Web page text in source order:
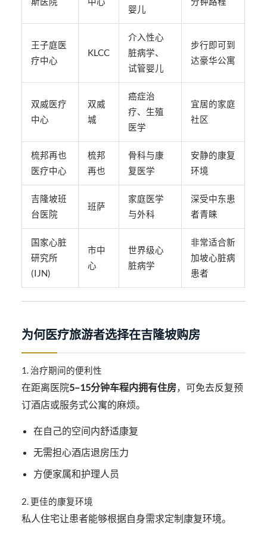
婴儿
王子庭医
疗中心
KLCC
介入性心
脏病学、
试管婴儿
步行即可到
达豪华公寓
双威医疗
中心
双威
城
癌症治
疗、生殖
医学
宜居的家庭
社区
梳邦再也
医疗中心
梳邦
再也
骨科与康
复医学
安静的康复
环境
吉隆坡班
台医院
班萨
家庭医学
与外科
深受中东患
者青睐
国家心脏
研究所
(IJN)
市中
心
世界级心
脏病学
非常适合新
加坡心脏病
患者
为何医疗旅游者选择在吉隆坡购房
1. 治疗期间的便利性
在距离医院5–15分钟车程内拥有住房，可免去反复预
订酒店或服务式公寓的麻烦。
在自己的空间内舒适康复
无需担心酒店退房压力
方便家属和护理人员
2. 更佳的康复环境
私人住宅让患者能够根据自身需求定制康复环境。